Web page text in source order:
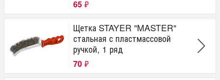
65 ₽
Щетка STAYER "MASTER"
стальная с пластмассовой
ручкой, 1 ряд
70 ₽